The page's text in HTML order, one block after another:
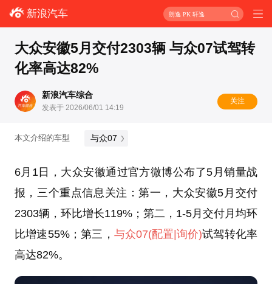
新浪汽车 朗逸 PK 轩逸
大众安徽5月交付2303辆 与众07试驾转
化率高达82%
新浪汽车综合
发表于 2026/06/01 14:19
关注
本文介绍的车型 与众07
6月1日，大众安徽通过官方微博公布了5月销量战
报，三个重点信息关注：第一，大众安徽5月交付
2303辆，环比增长119%；第二，1-5月交付月均环
比增速55%；第三， 与众07(配置|询价)试驾转化率
高达82%。